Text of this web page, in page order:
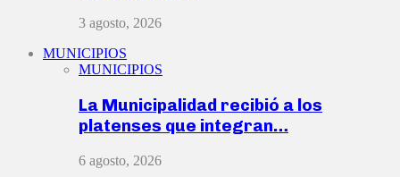
3 agosto, 2026
MUNICIPIOS
MUNICIPIOS
La Municipalidad recibió a los
platenses que integran…
6 agosto, 2026